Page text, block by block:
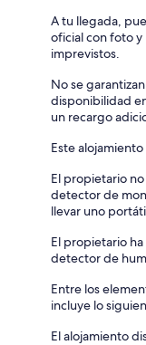
A tu llegada,
oficial con foto
imprevistos.
No se
disponibilidad
un recargo
Este
El propietario
detector de
llevar uno
El propietario
detector de
Entre los
incluye lo
El alojamiento